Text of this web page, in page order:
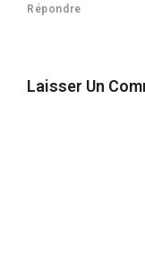
Répondre
Laisser Un